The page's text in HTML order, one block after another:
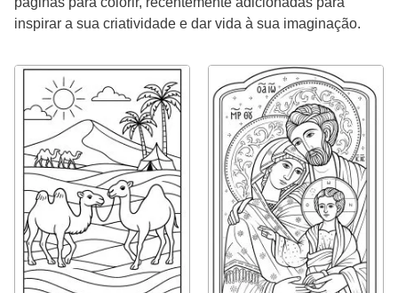
inspirar a sua criatividade e dar vida à sua imaginação.